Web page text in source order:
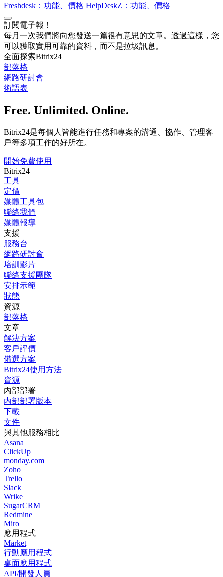
Freshdesk：功能、價格 HelpDeskZ：功能、價格
訂閱電子報！
每月一次我們將向您發送一篇很有意思的文章。透過這樣，您
可以獲取實用可靠的資料，而不是拉圾訊息。
全面探索Bitrix24
部落格
網路研討會
術語表
Free. Unlimited. Online.
Bitrix24是每個人皆能進行任務和專案的溝通、協作、管理客
戶等多項工作的好所在。
開始免費使用
Bitrix24
工具
定價
媒體工具包
聯絡我們
媒體報導
支援
服務台
網路研討會
培訓影片
聯絡支援團隊
安排示範
狀態
資源
部落格
文章
解決方案
客戶評價
備選方案
Bitrix24使用方法
資源
內部部署
内部部署版本
下載
文件
與其他服務相比
Asana
ClickUp
monday.com
Zoho
Trello
Slack
Wrike
SugarCRM
Redmine
Miro
應用程式
Market
行動應用程式
桌面應用程式
API/開發人員